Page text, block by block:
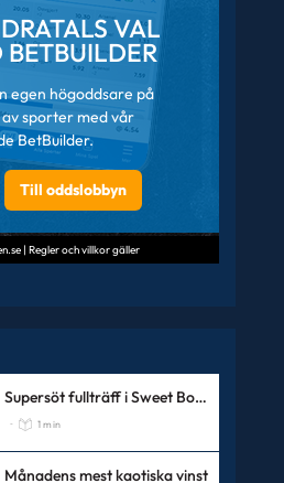
VAL
BETBUILDER
egen högoddsare på
sporter med vår
BetBuilder.
Till oddslobbyn
| Regler och villkor gäller
Supersöt fullträff i Sweet Bonanza Super Scatter
- 1 min
Månadens mest kaotiska vinst